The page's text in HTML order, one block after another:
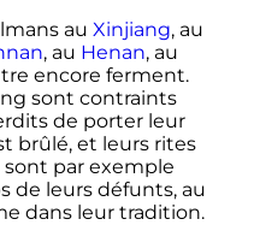
au Xinjiang, au
, au Henan, au
encore ferment.
sont contraints
de porter leur
brûlé, et leurs rites
sont par exemple
de leurs défunts, au
dans leur tradition.